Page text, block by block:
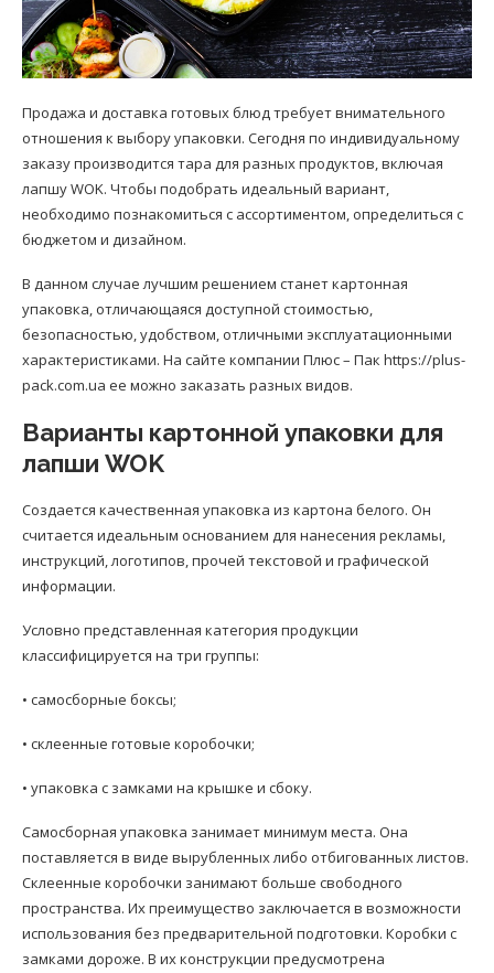
Продажа и доставка готовых блюд требует внимательного
отношения к выбору упаковки. Сегодня по индивидуальному
заказу производится тара для разных продуктов, включая
лапшу WOK. Чтобы подобрать идеальный вариант,
необходимо познакомиться с ассортиментом, определиться с
бюджетом и дизайном.
В данном случае лучшим решением станет картонная
упаковка, отличающаяся доступной стоимостью,
безопасностью, удобством, отличными эксплуатационными
характеристиками. На сайте компании Плюс – Пак https://plus-
pack.com.ua ее можно заказать разных видов.
Варианты картонной упаковки для
лапши WOK
Создается качественная упаковка из картона белого. Он
считается идеальным основанием для нанесения рекламы,
инструкций, логотипов, прочей текстовой и графической
информации.
Условно представленная категория продукции
классифицируется на три группы:
• самосборные боксы;
• склеенные готовые коробочки;
• упаковка с замками на крышке и сбоку.
Самосборная упаковка занимает минимум места. Она
поставляется в виде вырубленных либо отбигованных листов.
Склеенные коробочки занимают больше свободного
пространства. Их преимущество заключается в возможности
использования без предварительной подготовки. Коробки с
замками дороже. В их конструкции предусмотрена